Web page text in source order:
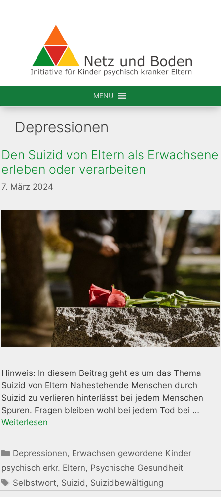
MENU
Depressionen
Den Suizid von Eltern als Erwachsene
erleben oder verarbeiten
7. März 2024
Hinweis: In diesem Beitrag geht es um das Thema
Suizid von Eltern Nahestehende Menschen durch
Suizid zu verlieren hinterlässt bei jedem Menschen
Spuren. Fragen bleiben wohl bei jedem Tod bei …
Weiterlesen
Kategorien
Depressionen, Erwachsen gewordene Kinder
psychisch erkr. Eltern, Psychische Gesundheit
Schlagwörter
Selbstwort, Suizid, Suizidbewältigung